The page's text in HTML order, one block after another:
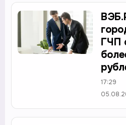
ГЧП
17:29